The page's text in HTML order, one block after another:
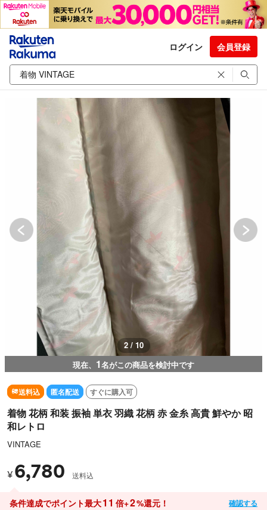
ログイン 会員登録
3 / 10
現在、 1名がこの商品を検討中です
送料込 匿名配送 すぐに購入可
着物 花柄 和装 振袖 単衣 羽織 花柄 赤 金糸 高貴 鮮やか 昭
和レトロ
VINTAGE
¥ 6,780 送料込
条件達成でポイント最大11 倍+2%還元！ 確認する